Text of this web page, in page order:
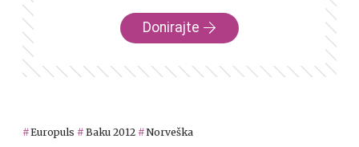
Donirajte
Europuls Baku 2012 Norveška